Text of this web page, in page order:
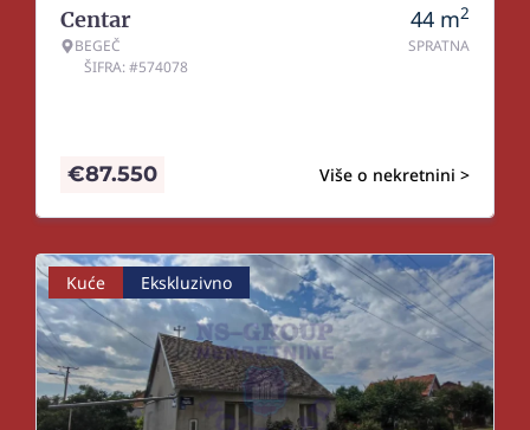
Centar
BEGEČ
ŠIFRA: #574078
44 m2
SPRATNA
Više o nekretnini >
€87.550
Kuće Ekskluzivno